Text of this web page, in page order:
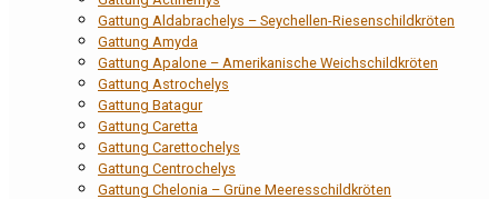
Gattung Aldabrachelys – Seychellen-Riesenschildkröten
Gattung Amyda
Gattung Apalone – Amerikanische Weichschildkröten
Gattung Astrochelys
Gattung Batagur
Gattung Caretta
Gattung Carettochelys
Gattung Centrochelys
Gattung Chelonia – Grüne Meeresschildkröten